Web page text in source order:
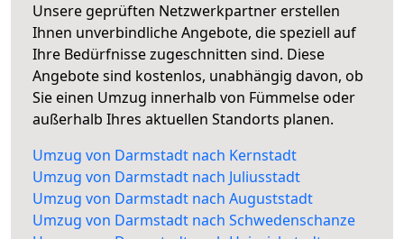
Unsere geprüften Netzwerkpartner erstellen
Ihnen unverbindliche Angebote, die speziell auf
Ihre Bedürfnisse zugeschnitten sind. Diese
Angebote sind kostenlos, unabhängig davon, ob
Sie einen Umzug innerhalb von Fümmelse oder
außerhalb Ihres aktuellen Standorts planen.
Umzug von Darmstadt nach Kernstadt
Umzug von Darmstadt nach Juliusstadt
Umzug von Darmstadt nach Auguststadt
Umzug von Darmstadt nach Schwedenschanze